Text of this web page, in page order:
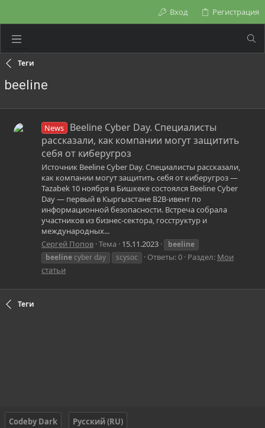
Вход Регистрация
Теги
beeline
News
Beeline Cyber Day. Специалисты
рассказали, как компании могут защитить
себя от киберугроз
Источник Beeline Cyber Day. Специалисты рассказали,
как компании могут защитить себя от киберугроз —
Tazabek 10 ноября в Бишкеке состоялся Beeline Cyber
Day — первый в Кыргызстане B2B-ивент по
информационной безопасности. Встреча собрала
участников из бизнес-сектора, госструктур и
международных...
Сергей Попов Тема 15.11.2023
beeline
beelinecyber day scysoc Ответы: 0 Раздел: Мои
статьи
Теги
Codeby Dark
Русский (RU)